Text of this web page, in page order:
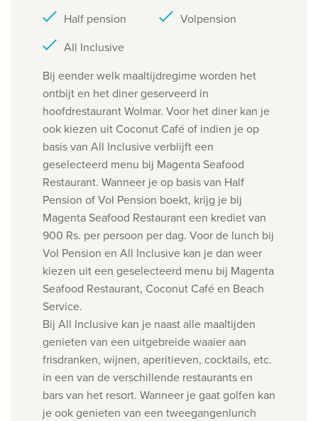
Half pension
Volpension
All Inclusive
Bij eender welk maaltijdregime worden het
ontbijt en het diner geserveerd in
hoofdrestaurant Wolmar. Voor het diner kan je
ook kiezen uit Coconut Café of indien je op
basis van All Inclusive verblijft een
geselecteerd menu bij Magenta Seafood
Restaurant. Wanneer je op basis van Half
Pension of Vol Pension boekt, krijg je bij
Magenta Seafood Restaurant een krediet van
900 Rs. per persoon per dag. Voor de lunch bij
Vol Pension en All Inclusive kan je dan weer
kiezen uit een geselecteerd menu bij Magenta
Seafood Restaurant, Coconut Café en Beach
Service.
Bij All Inclusive kan je naast alle maaltijden
genieten van een uitgebreide waaier aan
frisdranken, wijnen, aperitieven, cocktails, etc.
in een van de verschillende restaurants en
bars van het resort. Wanneer je gaat golfen kan
je ook genieten van een tweegangenlunch